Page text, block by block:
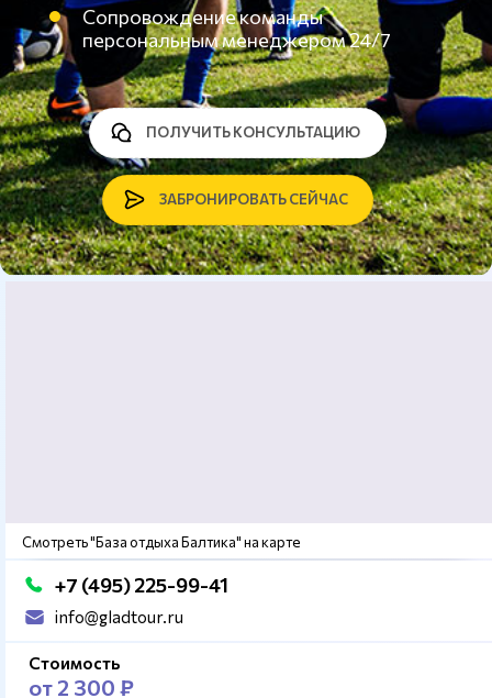
Сопровождение команды
персональным менеджером 24/7
ЗАБРОНИРОВАТЬ СЕЙЧАС
ПОЛУЧИТЬ КОНСУЛЬТАЦИЮ
Смотреть "База отдыха Балтика" на карте
+7 (495) 225-99-41
info@gladtour.ru
Стоимость
от 2 300 ₽